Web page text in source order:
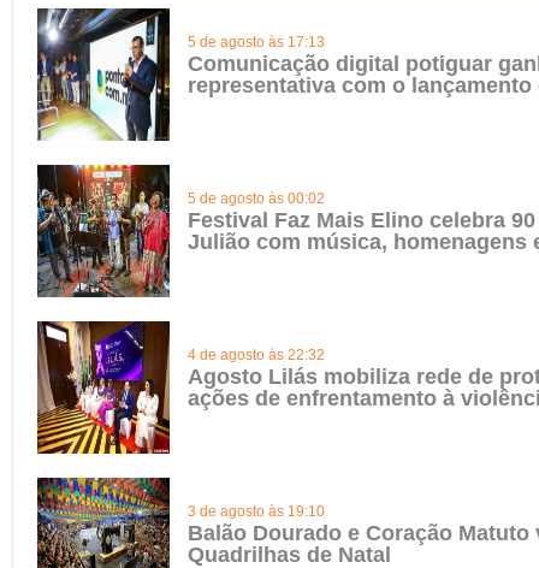
5 de agosto às 17:13
Comunicação digital potiguar
representativa com o lançamento
5 de agosto às 00:02
Festival Faz Mais Elino celebra
Julião com música, homenagens
4 de agosto às 22:32
Agosto Lilás mobiliza rede de
ações de enfrentamento à
3 de agosto às 19:10
Balão Dourado e Coração Matuto
Quadrilhas de Natal